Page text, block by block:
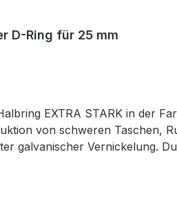
D-Ring für 25 mm
EXTRA STARK in der
Taschen, Rucksäcken, Lederwaren etc. Zur Herstellung
galvanischer Vernickelung.